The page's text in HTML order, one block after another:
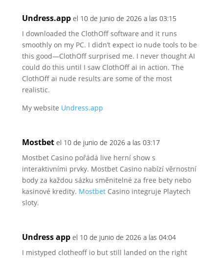
Undress.app el 10 de junio de 2026 a las 03:15
I downloaded the ClothOff software and it runs
smoothly on my PC. I didn’t expect io nude tools to be
this good—ClothOff surprised me. I never thought AI
could do this until I saw ClothOff ai in action. The
ClothOff ai nude results are some of the most
realistic.
My website Undress.app
Mostbet el 10 de junio de 2026 a las 03:17
Mostbet Casino pořádá live herní show s
interaktivními prvky. Mostbet Casino nabízí věrnostní
body za každou sázku směnitelné za free bety nebo
kasinové kredity. MostbetCasino integruje Playtech
sloty.
Undress app el 10 de junio de 2026 a las 04:04
I mistyped clotheoff io but still landed on the right